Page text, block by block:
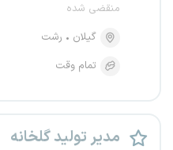
منقضی شده
گیلان
رشت
تمام وقت
مدیر تولید گلخانه